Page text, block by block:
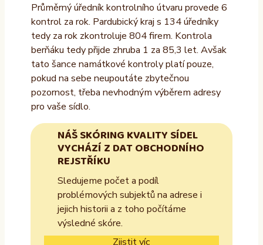
Průměrný úředník kontrolního útvaru provede 6
kontrol za rok. Pardubický kraj s 134 úředníky
tedy za rok zkontroluje 804 firem. Kontrola
berňáku tedy přijde zhruba 1 za 85,3 let. Avšak
tato šance namátkové kontroly platí pouze,
pokud na sebe neupoutáte zbytečnou
pozornost, třeba nevhodným výběrem adresy
pro vaše sídlo.
NÁŠ SKÓRING KVALITY SÍDEL
VYCHÁZÍ Z DAT OBCHODNÍHO
REJSTŘÍKU
Sledujeme počet a podíl
problémových subjektů na adrese i
jejich historii a z toho počítáme
výsledné skóre.
Zjistit víc